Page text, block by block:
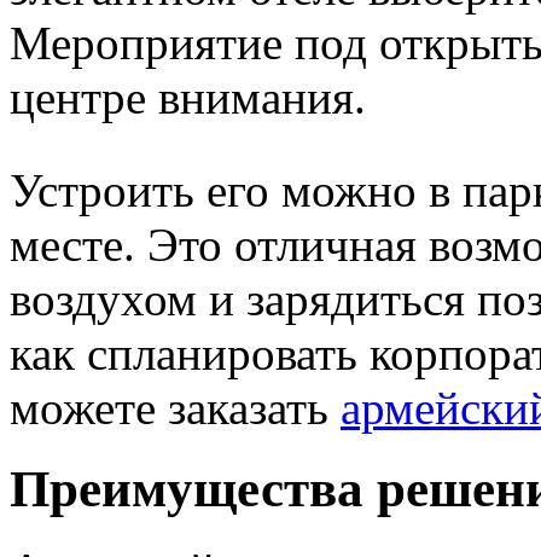
Мероприятие под
центре внимания.
Устроить его можно в
месте. Это отличная
воздухом и зарядиться
как спланировать
можете заказать
Преимущества